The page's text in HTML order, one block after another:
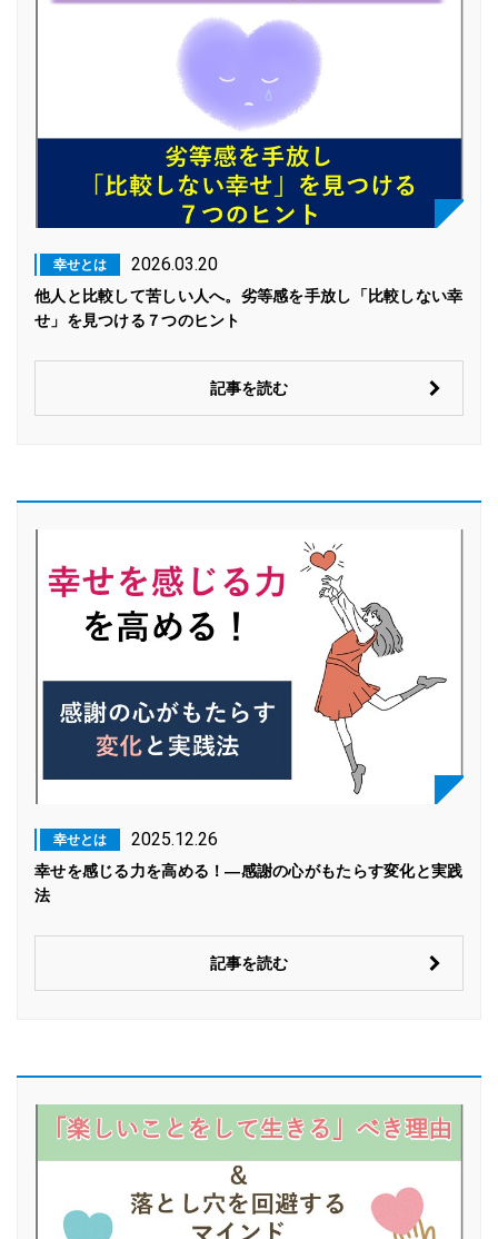
幸せとは 2026.03.20
他人と比較して苦しい人へ。劣等感を手放し「比較しない幸
せ」を見つける７つのヒント
記事を読む
幸せとは 2025.12.26
幸せを感じる力を高める！―感謝の心がもたらす変化と実践
法
記事を読む